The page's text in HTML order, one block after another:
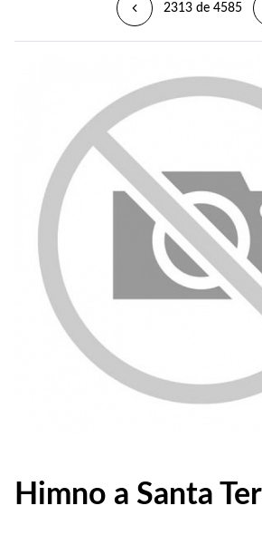
2313 de 4585
Himno a Santa